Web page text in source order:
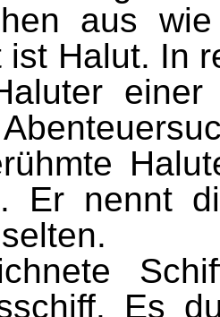
aus
ist Halut. In
einer
Er nennt
Es